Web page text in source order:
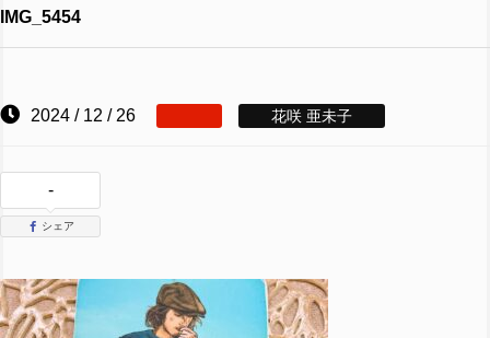
IMG_5454
2024 / 12 / 26 花咲 亜未子
-
シェア